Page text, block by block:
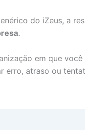
do iZeus, a
.
em que
erro, atraso ou